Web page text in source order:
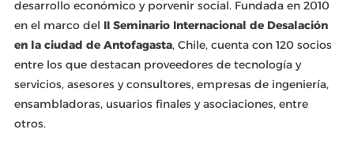
desarrollo económico y porvenir social. Fundada en 2010
en el marco del II Seminario Internacional de Desalación
en la ciudad de Antofagasta, Chile, cuenta con 120 socios
entre los que destacan proveedores de tecnología y
servicios, asesores y consultores, empresas de ingeniería,
ensambladoras, usuarios finales y asociaciones, entre
otros.